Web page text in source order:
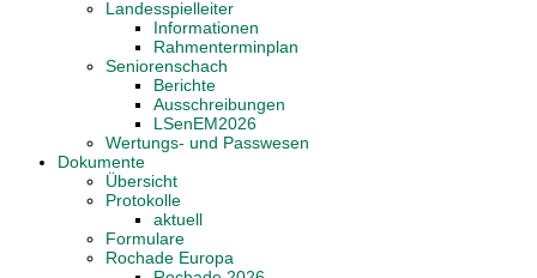
Landesspielleiter
Informationen
Rahmenterminplan
Seniorenschach
Berichte
Ausschreibungen
LSenEM2026
Wertungs- und Passwesen
Dokumente
Übersicht
Protokolle
aktuell
Formulare
Rochade Europa